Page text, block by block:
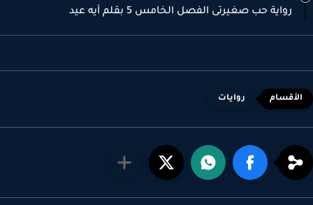
رواية حب صغيرتى الفصل الخامس 5 بقلم آيه عيد
روايات